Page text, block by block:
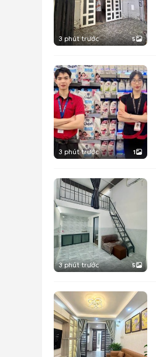
3 phút trước 5
3 phút trước 1
3 phút trước 5